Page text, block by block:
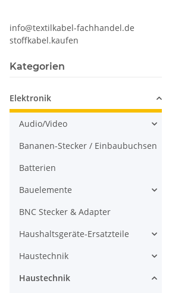
info@textilkabel-fachhandel.de
stoffkabel.kaufen
Kategorien
Elektronik
Audio/Video
Bananen-Stecker / Einbaubuchsen
Batterien
Bauelemente
BNC Stecker & Adapter
Haushaltsgeräte-Ersatzteile
Haustechnik
Haustechnik